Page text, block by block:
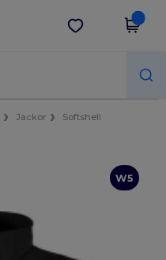
Hämta app
Jackor
Softshell
W5